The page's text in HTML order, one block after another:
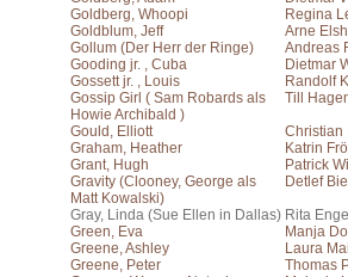
Goldberg, Whoopi
Regina
Goldblum, Jeff
Arne
Gollum (Der Herr der Ringe)
Andreas
Gooding jr. , Cuba
Dietmar
Gossett jr. , Louis
Randolf
Gossip Girl ( Sam Robards als
Howie Archibald )
Till
Gould, Elliott
Christian
Graham, Heather
Katrin
Grant, Hugh
Patrick
Gravity (Clooney, George als
Matt Kowalski)
Detlef
Gray, Linda (Sue Ellen in Dallas) Rita
Green, Eva
Manja
Greene, Ashley
Laura
Greene, Peter
Thomas